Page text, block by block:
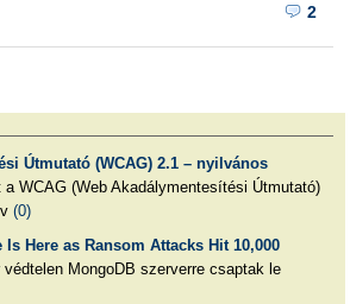
2
Útmutató (WCAG) 2.1 – nyilvános
WCAG (Web Akadálymentesítési Útmutató)
(0)
Here as Ransom Attacks Hit 10,000
MongoDB szerverre csaptak le